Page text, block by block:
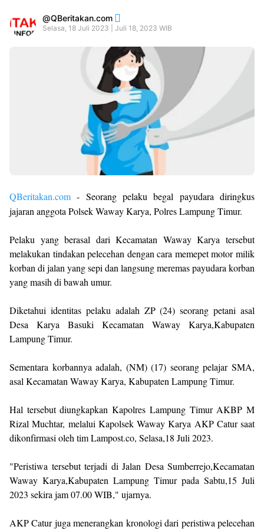
QBeritakan.com
Selasa, 18 Juli 2023 | Juli 18, 2023 WIB
QBeritakan.com - Seorang pelaku begal payudara diringkus
jajaran anggota Polsek Waway Karya, Polres Lampung Timur.
Pelaku yang berasal dari Kecamatan Waway Karya tersebut
melakukan tindakan pelecehan dengan cara memepet motor milik
korban di jalan yang sepi dan langsung meremas payudara korban
yang masih di bawah umur.
Diketahui identitas pelaku adalah ZP (24) seorang petani asal
Desa Karya Basuki Kecamatan Waway Karya,Kabupaten
Lampung Timur.
Sementara korbannya adalah, (NM) (17) seorang pelajar SMA,
asal Kecamatan Waway Karya, Kabupaten Lampung Timur.
Hal tersebut diungkapkan Kapolres Lampung Timur AKBP M
Rizal Muchtar, melalui Kapolsek Waway Karya AKP Catur saat
dikonfirmasi oleh tim Lampost.co, Selasa,18 Juli 2023.
"Peristiwa tersebut terjadi di Jalan Desa Sumberrejo,Kecamatan
Waway Karya,Kabupaten Lampung Timur pada Sabtu,15 Juli
2023 sekira jam 07.00 WIB," ujarnya.
AKP Catur juga menerangkan kronologi dari peristiwa pelecehan